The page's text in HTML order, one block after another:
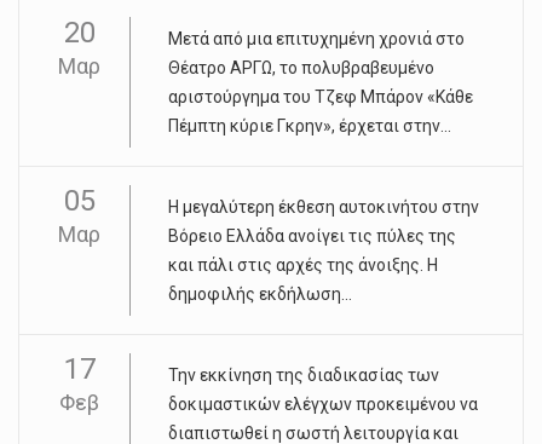
20
Μαρ
Μετά από μια επιτυχημένη χρονιά στο
Θέατρο ΑΡΓΩ, το πολυβραβευμένο
αριστούργημα του Τζεφ Μπάρον «Κάθε
Πέμπτη κύριε Γκρην», έρχεται στην...
05
Μαρ
Η μεγαλύτερη έκθεση αυτοκινήτου στην
Βόρειο Ελλάδα ανοίγει τις πύλες της
και πάλι στις αρχές της άνοιξης. Η
δημοφιλής εκδήλωση...
17
Φεβ
Την εκκίνηση της διαδικασίας των
δοκιμαστικών ελέγχων προκειμένου να
διαπιστωθεί η σωστή λειτουργία και